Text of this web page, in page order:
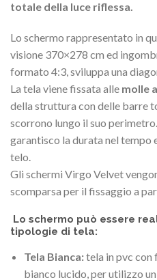
totale della luce riflessa.
Lo schermo rappresentato in
visione 370×278 cm ed
formato 4:3, sviluppa una
La tela viene fissata alle molle
della struttura con delle barre
scorrono lungo il suo
garantisco la durata nel tempo
telo.
Gli schermi Virgo Velvet
scomparsa per il fissaggio a
Lo schermo può essere
tipologie di tela:
Tela Bianca:tela in pvc con
bianco lucido, per utilizzo